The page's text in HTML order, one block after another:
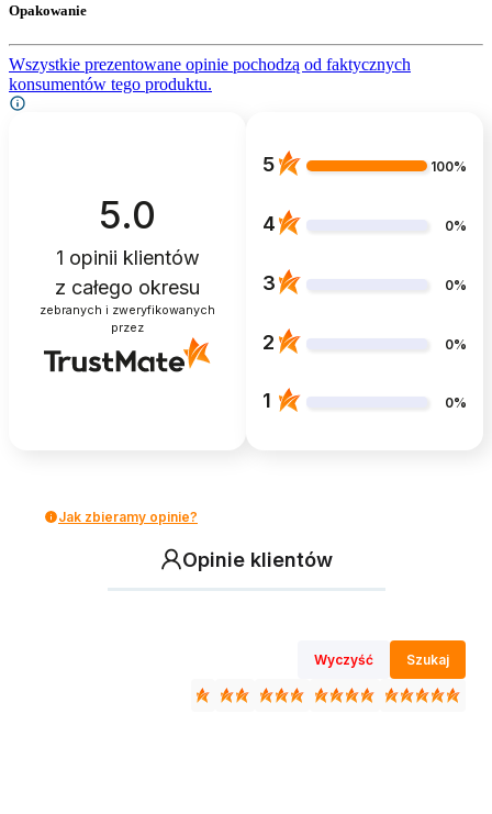
Opakowanie
Wszystkie prezentowane opinie pochodzą od faktycznych
konsumentów tego produktu.
5.0
1 opinii klientów
z całego okresu
zebranych i zweryfikowanych
przez
5 100%
4 0%
3 0%
2 0%
1 0%
Jak zbieramy opinie?
Opinie klientów
Wyczyść Szukaj